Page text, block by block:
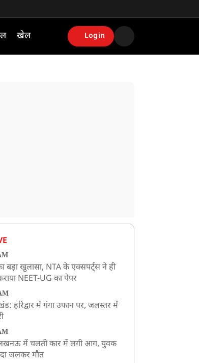
खेल Login
बड़ा खुलासा, NTA के एक्सपर्ट्स ने ही
NEET-UG का पेपर
हरिद्वार में गंगा उफान पर, जलस्तर में
में चलती कार में लगी आग, युवक
जलकर मौत